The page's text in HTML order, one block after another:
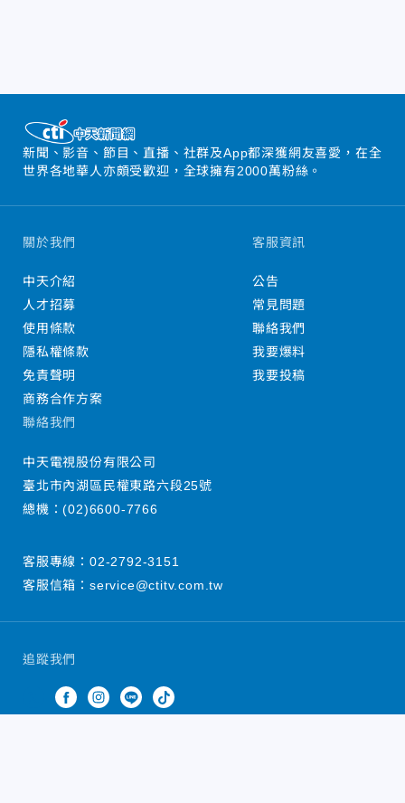
新聞、影音、節目、直播、社群及App都深獲網友喜愛，在全
世界各地華人亦頗受歡迎，全球擁有2000萬粉絲。
追蹤我們
關於我們
中天介紹
人才招募
使用條款
隱私權條款
免責聲明
商務合作方案
客服資訊
公告
常見問題
聯絡我們
我要爆料
我要投稿
聯絡我們
中天電視股份有限公司
臺北市內湖區民權東路六段25號
總機：(02)6600-7766
客服專線： 02-2792-3151
客服信箱： service@ctitv.com.tw